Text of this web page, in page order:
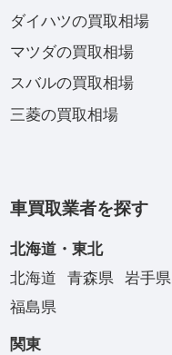
ダイハツの買取相場
マツダの買取相場
スバルの買取相場
三菱の買取相場
車買取業者を探す
北海道・東北
北海道
青森県 岩手県
福島県
関東